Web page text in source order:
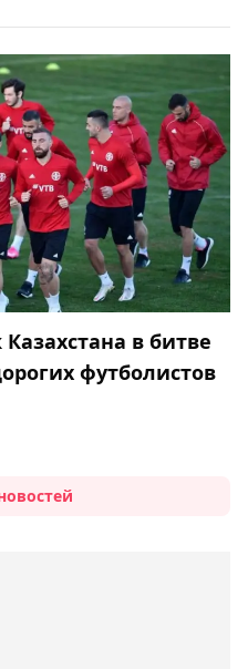
в битве
футболистов